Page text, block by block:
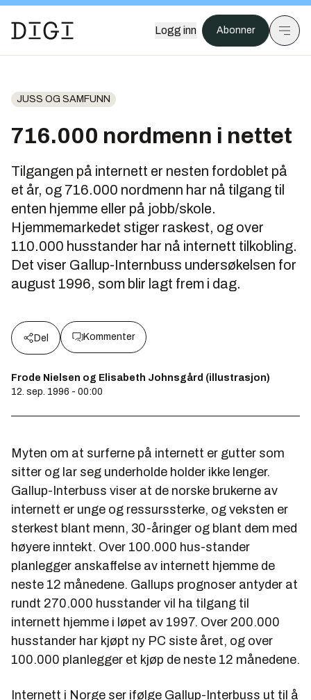
Logg inn Abonner
JUSS OG SAMFUNN
716.000 nordmenn i nettet
Tilgangen på internett er nesten fordoblet på
et år, og 716.000 nordmenn har nå tilgang til
enten hjemme eller på jobb/skole.
Hjemmemarkedet stiger raskest, og over
110.000 husstander har nå internett tilkobling.
Det viser Gallup-Internbuss undersøkelsen for
august 1996, som blir lagt frem i dag.
Del Kommenter
Frode Nielsen og Elisabeth Johnsgård (illustrasjon)
12. sep. 1996 - 00:00
Myten om at surferne på internett er gutter som
sitter og lar seg underholde holder ikke lenger.
Gallup-Interbuss viser at de norske brukerne av
internett er unge og ressurssterke, og veksten er
sterkest blant menn, 30-åringer og blant dem med
høyere inntekt. Over 100.000 hus-stander
planlegger anskaffelse av internett hjemme de
neste 12 månedene. Gallups prognoser antyder at
rundt 270.000 husstander vil ha tilgang til
internett hjemme i løpet av 1997. Over 200.000
husstander har kjøpt ny PC siste året, og over
100.000 planlegger et kjøp de neste 12 månedene.
Internett i Norge ser ifølge Gallup-Interbuss ut til å